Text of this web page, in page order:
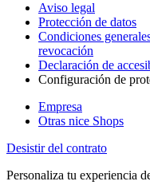
Aviso legal
Protección de datos
Condiciones
revocación
Declaración de
Configuración de
Empresa
Otras nice Shops
Desistir del contrato
Personaliza tu experiencia